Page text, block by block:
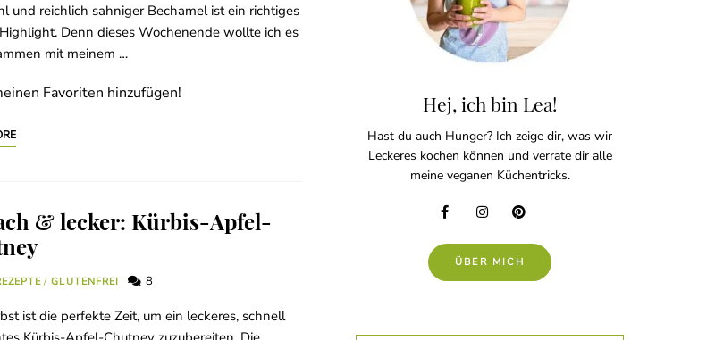
und reichlich sahniger Bechamel ist ein richtiges
Denn dieses Wochenende wollte ich es
mit meinem …
Favoriten hinzufügen!
& lecker: Kürbis-Apfel-
/ GLUTENFREI 8
ist die perfekte Zeit, um ein leckeres, schnell
Hej, ich bin Lea!
Hast du auch Hunger? Ich zeige dir, was wir
Leckeres kochen können und verrate dir alle
meine veganen Küchentricks.
ÜBER MICH